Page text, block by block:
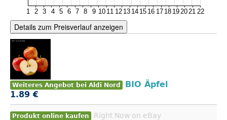
Details zum Preisverlauf anzeigen
Weiteres Angebot bei Aldi Nord
BIO Äpfel
1.89 €
Produkt online kaufen Right Now on eBay